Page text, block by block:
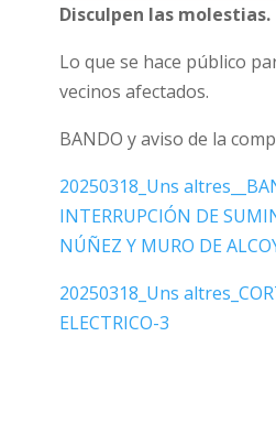
Disculpen las molestias.
Lo que se hace público
vecinos afectados.
BANDO y aviso de la
20250318_Uns
INTERRUPCIÓN DE
NÚÑEZ Y MURO DE
20250318_Uns
ELECTRICO-3